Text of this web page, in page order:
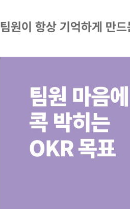
팀원이 항상 기억하게 만